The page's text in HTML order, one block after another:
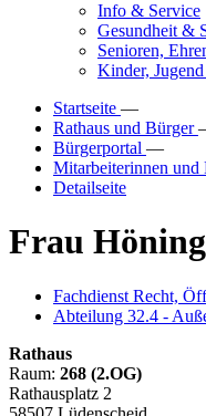
Info & Service
Gesundheit &
Senioren,
Kinder,
Startseite —
Rathaus und Bürger
Bürgerportal —
Mitarbeiterinnen und
Detailseite
Frau
Fachdienst Recht,
Abteilung 32.4 -
Rathaus
Raum: 268 (2.OG)
Rathausplatz 2